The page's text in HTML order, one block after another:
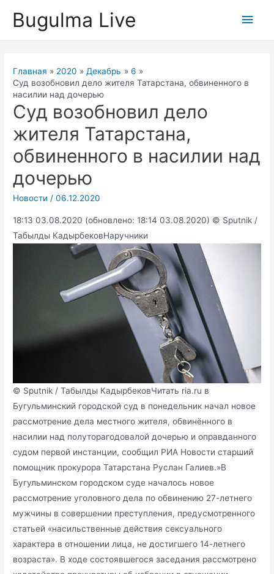
Bugulma Live
Главная 2020 Декабрь
6
Суд возобновил дело жителя Татарстана, обвиненного в
насилии над дочерью
Суд возобновил дело
жителя Татарстана,
обвиненного в насилии над
дочерью
Новости /06.12.2020
18:13 03.08.2020 (обновлено: 18:14 03.08.2020) © Sputnik /
Табылды КадырбековНаручники
© Sputnik / Табылды КадырбековЧитать ria.ru в
Бугульминский городской суд в понедельник начал новое
рассмотрение дела местного жителя, обвинённого в
насилии над полуторагодовалой дочерью и оправданного
судом первой инстанции, сообщил РИА Новости старший
помощник прокурора Татарстана Руслан Галиев.»В
Бугульминском городском суде началось новое
рассмотрение уголовного дела по обвинению 27-летнего
мужчины в совершении преступления, предусмотренного
статьей «насильственные действия сексуального
характера в отношении лица, не достигшего 14-летнего
возраста». В ходе состоявшегося заседания рассмотрено